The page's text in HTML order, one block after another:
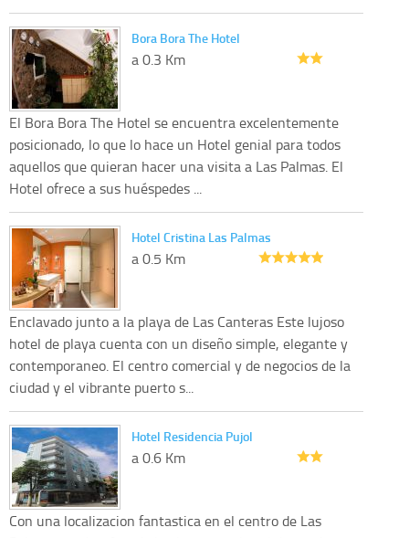
Bora Bora The Hotel
a 0.3 Km
El Bora Bora The Hotel se encuentra excelentemente
posicionado, lo que lo hace un Hotel genial para todos
aquellos que quieran hacer una visita a Las Palmas. El
Hotel ofrece a sus huéspedes ...
Hotel Cristina Las Palmas
a 0.5 Km
Enclavado junto a la playa de Las Canteras Este lujoso
hotel de playa cuenta con un diseño simple, elegante y
contemporaneo. El centro comercial y de negocios de la
ciudad y el vibrante puerto s...
Hotel Residencia Pujol
a 0.6 Km
Con una localizacion fantastica en el centro de Las